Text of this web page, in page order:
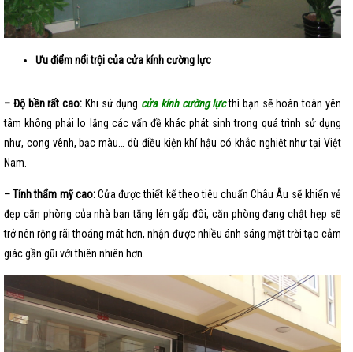
Ưu điểm nổi trội của cửa kính cường lực
– Độ bền rất cao: Khi sử dụng cửa kính cường lực thì bạn sẽ hoàn toàn yên
tâm không phải lo lắng các vấn đề khác phát sinh trong quá trình sử dụng
như, cong vênh, bạc màu… dù điều kiện khí hậu có khắc nghiệt như tại Việt
Nam.
– Tính thẩm mỹ cao:Cửa được thiết kế theo tiêu chuẩn Châu Âu sẽ khiến vẻ
đẹp căn phòng của nhà bạn tăng lên gấp đôi, căn phòng đang chật hẹp sẽ
trở nên rộng rãi thoáng mát hơn, nhận được nhiều ánh sáng mặt trời tạo cảm
giác gần gũi với thiên nhiên hơn.